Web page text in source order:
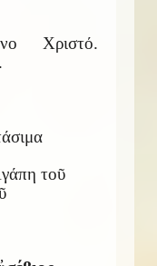
Χριστό.
τοῦ